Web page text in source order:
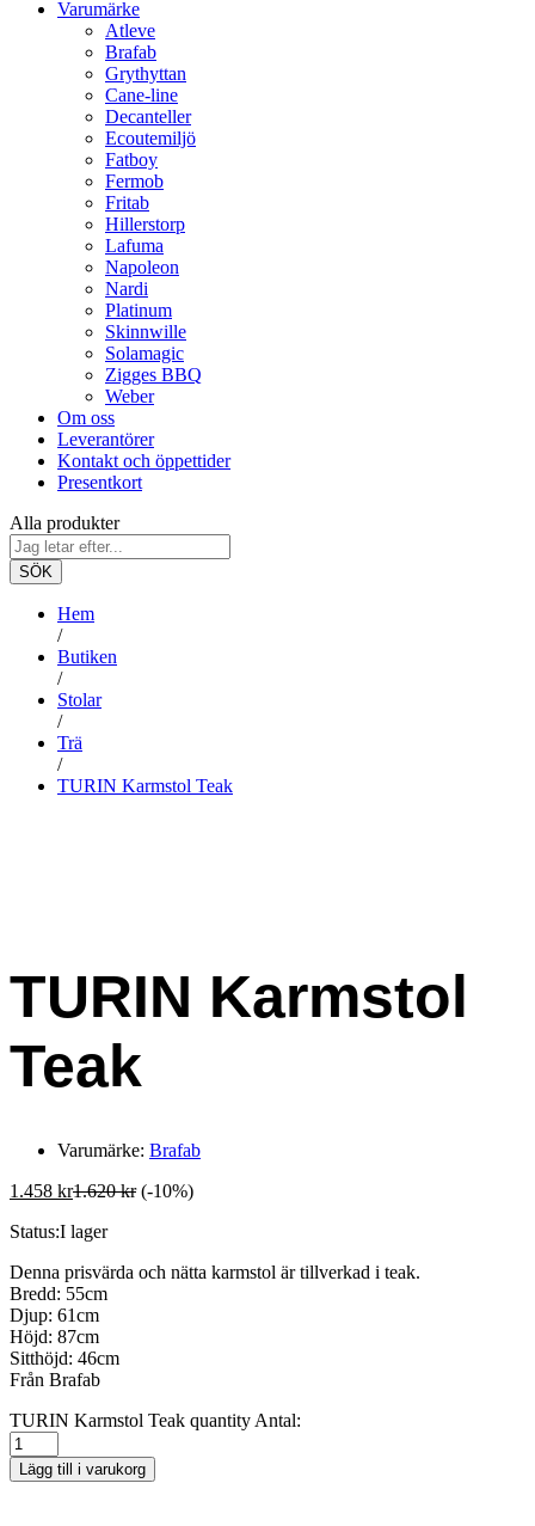
Varumärke
Atleve
Brafab
Grythyttan
Cane-line
Decanteller
Ecoutemiljö
Fatboy
Fermob
Fritab
Hillerstorp
Lafuma
Napoleon
Nardi
Platinum
Skinnwille
Solamagic
Zigges BBQ
Weber
Om oss
Leverantörer
Kontakt och öppettider
Presentkort
Alla produkter
SÖK
Hem
/
Butiken
/
Stolar
/
Trä
/
TURIN Karmstol Teak
TURIN Karmstol
Teak
Varumärke: Brafab
1.458 kr1.620kr (-10%)
Status:I lager
Denna prisvärda och nätta karmstol är tillverkad i teak.
Bredd: 55cm
Djup: 61cm
Höjd: 87cm
Sitthöjd: 46cm
Från Brafab
TURIN Karmstol Teak quantity Antal:
Lägg till i varukorg